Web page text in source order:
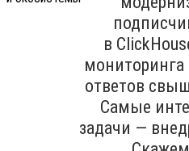
в
мониторинга
ответов
Самые
задачи —